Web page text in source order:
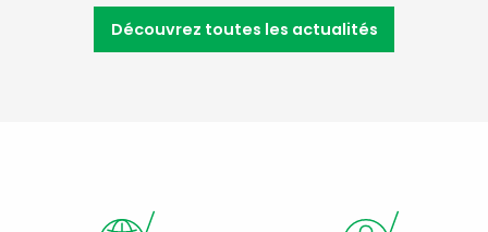
Découvrez toutes les actualités